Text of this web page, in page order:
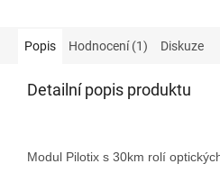
Popis Hodnocení (1) Diskuze
Detailní popis produktu
Modul Pilotix s 30km rolí